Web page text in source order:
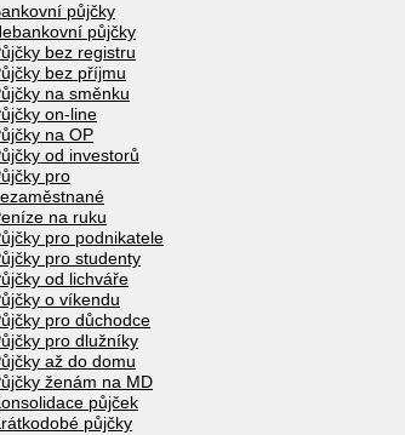
půjčky
půjčky
bez registru
bez příjmu
na směnku
on-line
na OP
od investorů
pro
na ruku
pro podnikatele
pro studenty
od lichváře
o víkendu
pro důchodce
pro dlužníky
až do domu
ženám na MD
půjček
půjčky